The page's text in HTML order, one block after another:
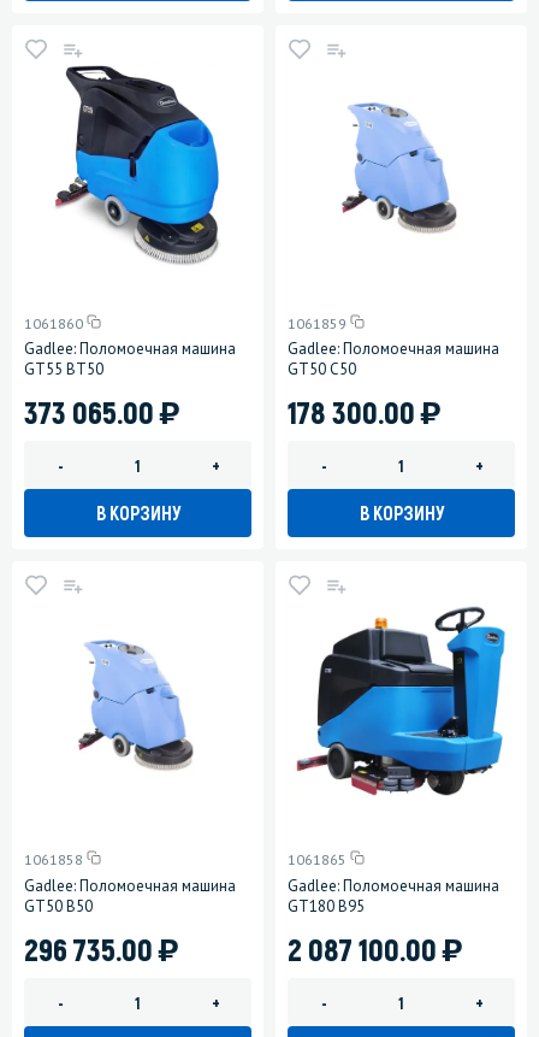
1061860
Gadlee: Поломоечная машина
GT55 BT50
373 065.00)
- +
В КОРЗИНУ
1061859
Gadlee: Поломоечная машина
GT50 C50
178 300.00)
- +
В КОРЗИНУ
1061858
Gadlee: Поломоечная машина
GT50 B50
296 735.00)
- +
1061865
Gadlee: Поломоечная машина
GT180 B95
2 087 100.00)
- +